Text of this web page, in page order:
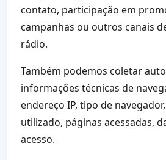
contato, participação em
campanhas ou outros canais
rádio.
Também podemos coletar
informações técnicas de
endereço IP, tipo de
utilizado, páginas acessadas,
acesso.